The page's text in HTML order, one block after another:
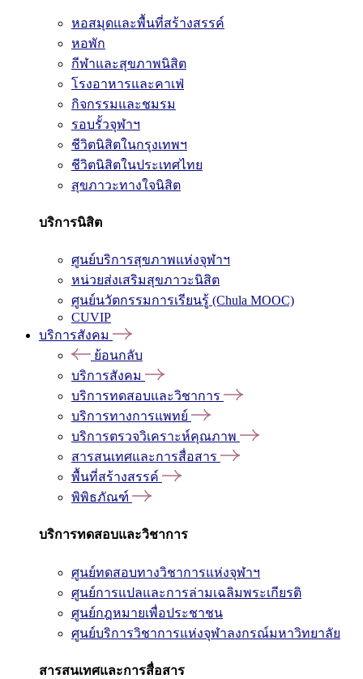
หอสมุดและพื้นที่สร้างสรรค์
หอพัก
กีฬาและสุขภาพนิสิต
โรงอาหารและคาเฟ่
กิจกรรมและชมรม
รอบรั้วจุฬาฯ
ชีวิตนิสิตในกรุงเทพฯ
ชีวิตนิสิตในประเทศไทย
สุขภาวะทางใจนิสิต
บริการนิสิต
ศูนย์บริการสุขภาพแห่งจุฬาฯ
หน่วยส่งเสริมสุขภาวะนิสิต
ศูนย์นวัตกรรมการเรียนรู้ (Chula MOOC)
CUVIP
บริการสังคม
ย้อนกลับ
บริการสังคม
บริการทดสอบและวิชาการ
บริการทางการแพทย์
บริการตรวจวิเคราะห์คุณภาพ
สารสนเทศและการสื่อสาร
พื้นที่สร้างสรรค์
พิพิธภัณฑ์
บริการทดสอบและวิชาการ
ศูนย์ทดสอบทางวิชาการแห่งจุฬาฯ
ศูนย์การแปลและการล่ามเฉลิมพระเกียรติ
ศูนย์กฎหมายเพื่อประชาชน
ศูนย์บริการวิชาการแห่งจุฬาลงกรณ์มหาวิทยาลัย
สารสนเทศและการสื่อสาร